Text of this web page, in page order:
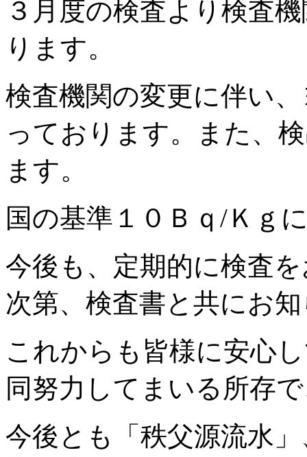
３月度の検査より検査
ります。
検査機関の変更に伴い
っております。また、
ます。
国の基準１０Ｂｑ/Ｋｇ
今後も、定期的に検査
次第、検査書と共にお
これからも皆様に安心
同努力してまいる所存
今後とも「秩父源流水